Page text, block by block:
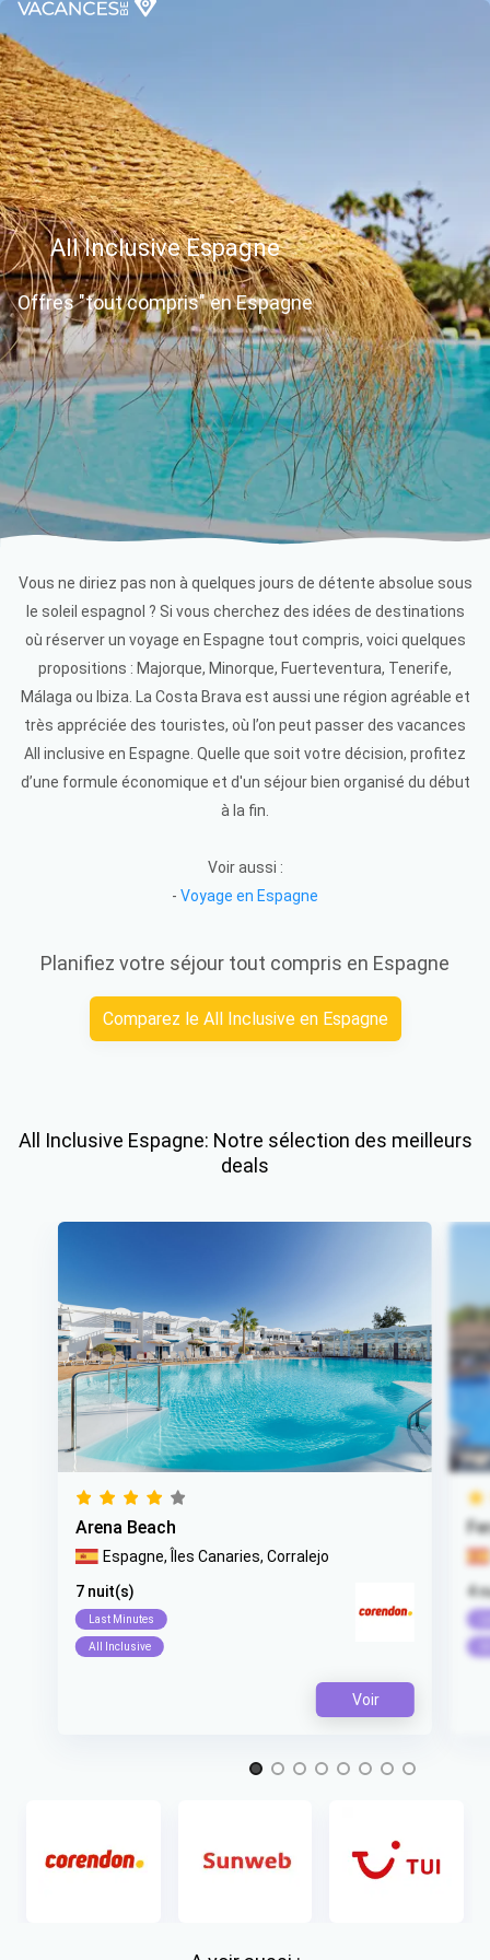
All Inclusive Espagne
Offres "tout compris" en Espagne
Vous ne diriez pas non à quelques jours de détente absolue sous
le soleil espagnol ? Si vous cherchez des idées de destinations
où réserver un voyage en Espagne tout compris, voici quelques
propositions : Majorque, Minorque, Fuerteventura, Tenerife,
Málaga ou Ibiza. La Costa Brava est aussi une région agréable et
très appréciée des touristes, où l’on peut passer des vacances
All inclusive en Espagne. Quelle que soit votre décision, profitez
d’une formule économique et d'un séjour bien organisé du début
à la fin.
Voir aussi :
- Voyage en Espagne
Planifiez votre séjour tout compris en Espagne
Comparez le All Inclusive en Espagne
All Inclusive Espagne: Notre sélection des meilleurs
deals
Arena Beach
Espagne, Îles Canaries, Corralejo
7 nuit(s)
Last Minutes
All Inclusive
Voir
4